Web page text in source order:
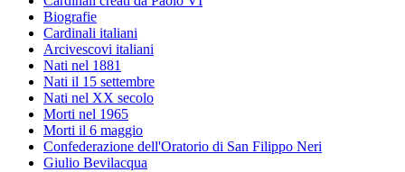
Biografie
Cardinali italiani
Arcivescovi italiani
Nati nel 1881
Nati il 15 settembre
Nati nel XX secolo
Morti nel 1965
Morti il 6 maggio
Confederazione dell'Oratorio di San Filippo Neri
Giulio Bevilacqua